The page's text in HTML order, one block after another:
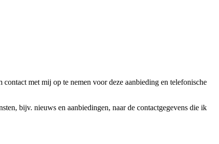
met mij op te nemen voor deze aanbieding en telefonische
bijv. nieuws en aanbiedingen, naar de contactgegevens die ik